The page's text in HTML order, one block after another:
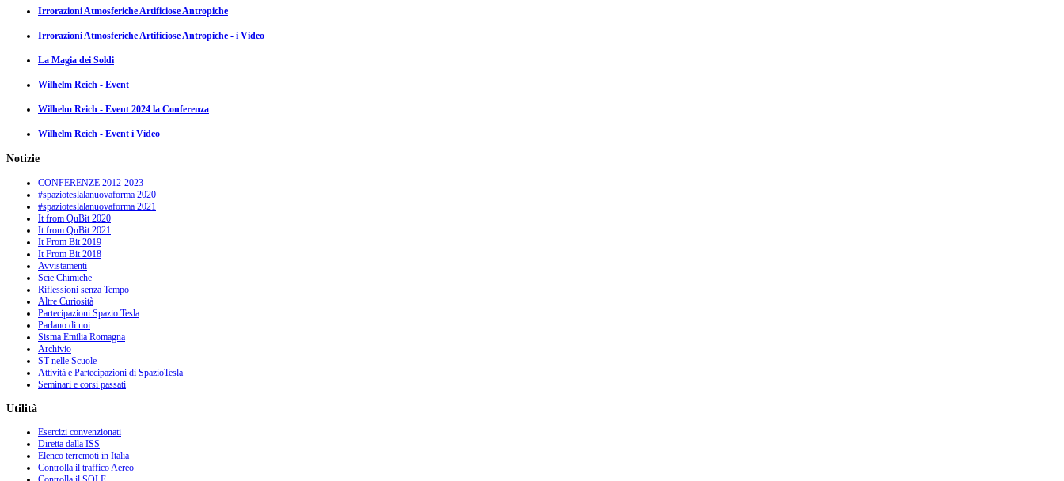
Irrorazioni Atmosferiche Artificiose Antropiche
Irrorazioni Atmosferiche Artificiose Antropiche - i Video
La Magia dei Soldi
Wilhelm Reich - Event
Wilhelm Reich - Event 2024 la Conferenza
Wilhelm Reich - Event i Video
Notizie
CONFERENZE 2012-2023
#spazioteslalanuovaforma 2020
#spazioteslalanuovaforma 2021
It from QuBit 2020
It from QuBit 2021
It From Bit 2019
It From Bit 2018
Avvistamenti
Scie Chimiche
Riflessioni senza Tempo
Altre Curiosità
Partecipazioni Spazio Tesla
Parlano di noi
Sisma Emilia Romagna
Archivio
ST nelle Scuole
Attività e Partecipazioni di SpazioTesla
Seminari e corsi passati
Utilità
Esercizi convenzionati
Diretta dalla ISS
Elenco terremoti in Italia
Controlla il traffico Aereo